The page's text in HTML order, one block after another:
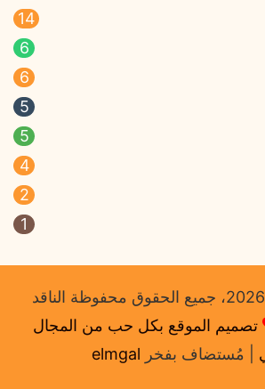
14
6
6
5
5
4
2
1
© حقوق النشر 2026، جميع الحقوق محفوظة الناقد
تصميم الموقع بكل حب من المجال
| مُستضاف بفخر elmgal